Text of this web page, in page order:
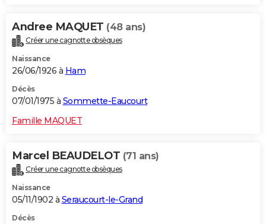
Andree MAQUET (48 ans)
Créer une cagnotte obsèques
Naissance
26/06/1926 à Ham
Décès
07/01/1975 à Sommette-Eaucourt
Famille MAQUET
Marcel BEAUDELOT (71 ans)
Créer une cagnotte obsèques
Naissance
05/11/1902 à Seraucourt-le-Grand
Décès